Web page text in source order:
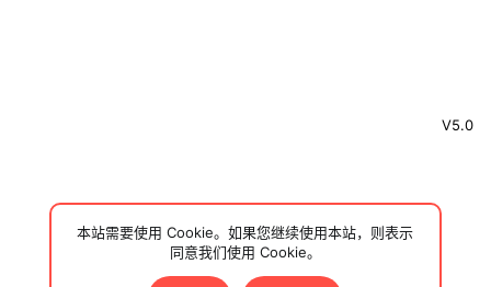
V5.0
本站需要使用 Cookie。如果您继续使用本站，则表示
同意我们使用 Cookie。